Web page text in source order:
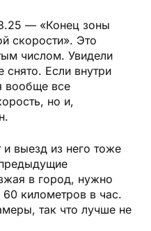
— «Конец зоны
скорости». Это
числом. Увидели
снято. Если внутри
вообще все
но и,
и выезд из него тоже
в город, нужно
60 километров в час.
так что лучше не